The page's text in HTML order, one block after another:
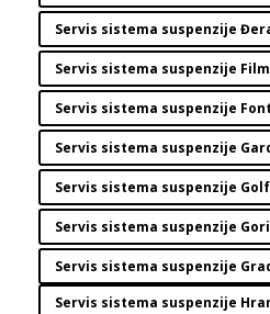
Servis sistema suspenzije
Servis sistema suspenzije
Servis sistema suspenzije
Servis sistema suspenzije
Servis sistema suspenzije
Servis sistema suspenzije
Servis sistema suspenzije
Servis sistema suspenzije